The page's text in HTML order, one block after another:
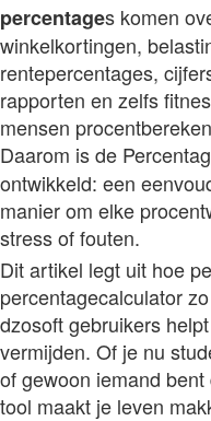
percentages komen
winkelkortingen,
rentepercentages,
rapporten en zelfs
mensen
Daarom is de
ontwikkeld: een
manier om elke
stress of fouten.
Dit artikel legt uit hoe
percentagecalculator
dzosoft gebruikers
vermijden. Of je nu
of gewoon iemand
tool maakt je leven